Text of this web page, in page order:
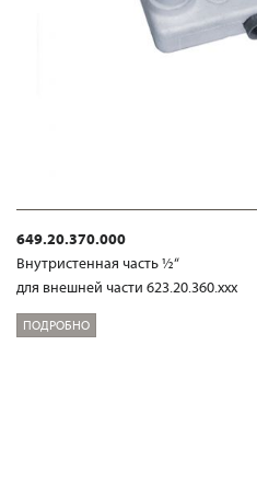
649.20.370.000
Внутристенная часть ½“
для внешней части 623.20.360.xxx
ПОДРОБНО